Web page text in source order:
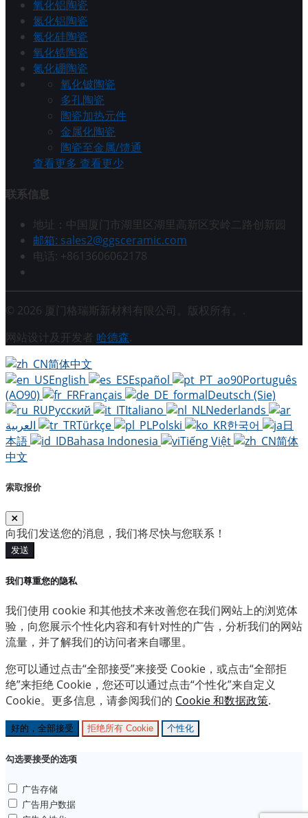
氧化铝陶瓷
氮化铝陶瓷
氮化硅陶瓷
氧化锆陶瓷
氮化硼陶瓷
氧化铍陶瓷
多孔陶瓷
陶瓷加热元件
金属化陶瓷
陶瓷至金属/馈通
查看更多 查看更少
联系信息
地址：中国厦门市湖里区湖里高新区安岭二路创新园
邮箱: sales2@ggsceramic.com
电话: +8613606062178
© 2026 厦门格瑞斯新材料有限公司。版权所有。.
网站设计及开发者 哈德森.
简体中文
English
Español
Português
(AO90)
Français
Deutsch (Sie)
Русский
Italiano
Nederlands
Türkçe Polski 한국어
日
本語
Bahasa Indonesia Tiếng Việt
简体
中文
索取报价
向我们发送您的消息，我们将尽快与您联系！
发送
我们尊重您的隐私
我们使用 cookie 和其他技术来改善您在我们网站上的浏览体
验，向您展示个性化内容和有针对性的广告，分析我们的网站
流量，并了解我们的访问者来自哪里。
您可以通过点击“全部接受”来接受 Cookie，或点击“全部拒
绝”来拒绝 Cookie，您还可以通过点击“个性化”来自定义
Cookie。更多信息，请参阅我们的 Cookie 和数据政策.
好的，全部接受 拒绝所有 Cookie 个性化
勾选要接受的选项
广告存储
广告用户数据